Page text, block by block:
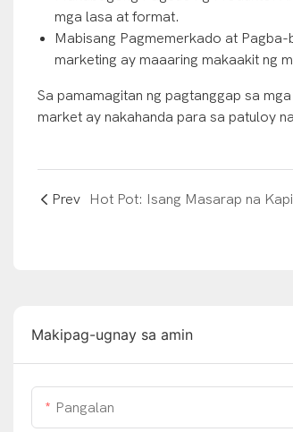
mga lasa at format.
Mabisang Pagmemerkado at
marketing ay maaaring makaakit ng
Sa pamamagitan ng pagtanggap sa
market ay nakahanda para sa patuloy
Prev
Makipag-ugnay sa amin
Pangalan